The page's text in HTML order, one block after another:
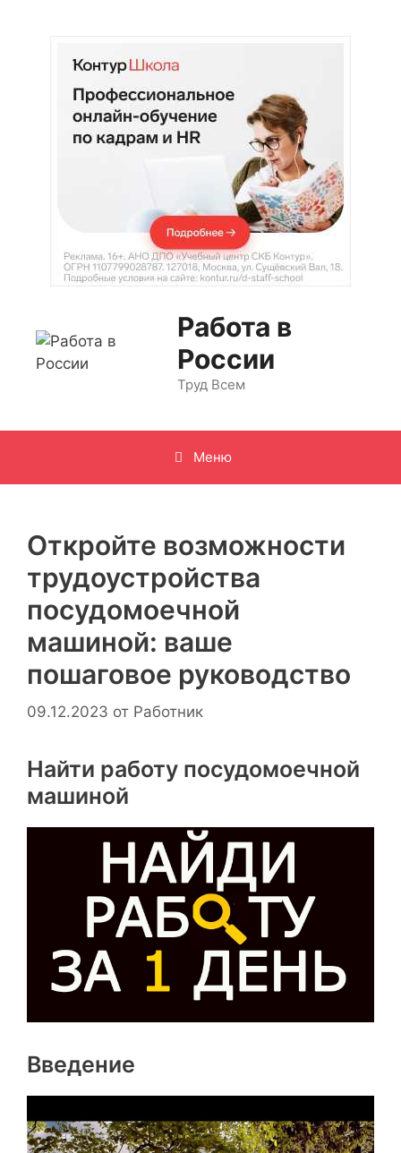
содержимому
Работа в
России
Труд Всем
Меню
Откройте возможности
трудоустройства
посудомоечной
машиной: ваше
пошаговое руководство
09.12.2023 от Работник
Найти работу посудомоечной
машиной
Введение